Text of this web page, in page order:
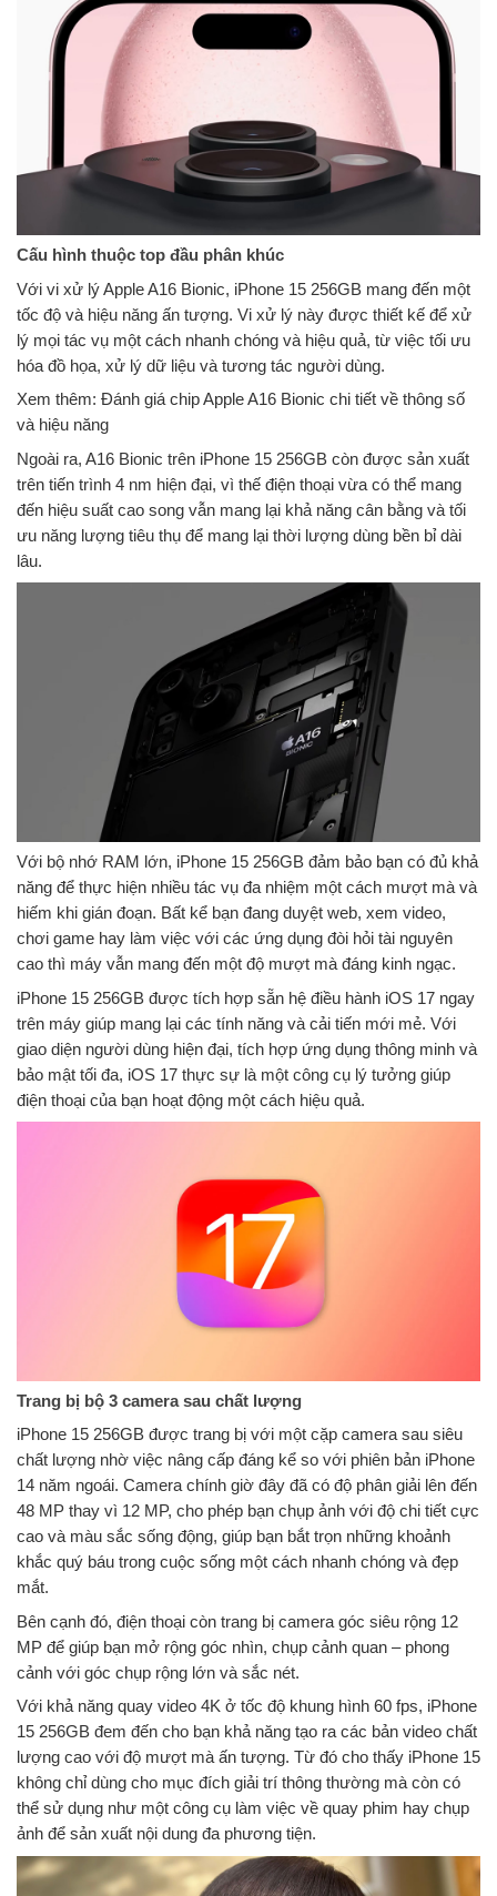
Cấu hình thuộc top đầu phân khúc
Với vi xử lý Apple A16 Bionic, iPhone 15 256GB mang đến một
tốc độ và hiệu năng ấn tượng. Vi xử lý này được thiết kế để xử
lý mọi tác vụ một cách nhanh chóng và hiệu quả, từ việc tối ưu
hóa đồ họa, xử lý dữ liệu và tương tác người dùng.
Xem thêm: Đánh giá chip Apple A16 Bionic chi tiết về thông số
và hiệu năng
Ngoài ra, A16 Bionic trên iPhone 15 256GB còn được sản xuất
trên tiến trình 4 nm hiện đại, vì thế điện thoại vừa có thể mang
đến hiệu suất cao song vẫn mang lại khả năng cân bằng và tối
ưu năng lượng tiêu thụ để mang lại thời lượng dùng bền bỉ dài
lâu.
Với bộ nhớ RAM lớn, iPhone 15 256GB đảm bảo bạn có đủ khả
năng để thực hiện nhiều tác vụ đa nhiệm một cách mượt mà và
hiếm khi gián đoạn. Bất kể bạn đang duyệt web, xem video,
chơi game hay làm việc với các ứng dụng đòi hỏi tài nguyên
cao thì máy vẫn mang đến một độ mượt mà đáng kinh ngạc.
iPhone 15 256GB được tích hợp sẵn hệ điều hành iOS 17 ngay
trên máy giúp mang lại các tính năng và cải tiến mới mẻ. Với
giao diện người dùng hiện đại, tích hợp ứng dụng thông minh và
bảo mật tối đa, iOS 17 thực sự là một công cụ lý tưởng giúp
điện thoại của bạn hoạt động một cách hiệu quả.
Trang bị bộ 3 camera sau chất lượng
iPhone 15 256GB được trang bị với một cặp camera sau siêu
chất lượng nhờ việc nâng cấp đáng kể so với phiên bản iPhone
14 năm ngoái. Camera chính giờ đây đã có độ phân giải lên đến
48 MP thay vì 12 MP, cho phép bạn chụp ảnh với độ chi tiết cực
cao và màu sắc sống động, giúp bạn bắt trọn những khoảnh
khắc quý báu trong cuộc sống một cách nhanh chóng và đẹp
mắt.
Bên cạnh đó, điện thoại còn trang bị camera góc siêu rộng 12
MP để giúp bạn mở rộng góc nhìn, chụp cảnh quan – phong
cảnh với góc chụp rộng lớn và sắc nét.
Với khả năng quay video 4K ở tốc độ khung hình 60 fps, iPhone
15 256GB đem đến cho bạn khả năng tạo ra các bản video chất
lượng cao với độ mượt mà ấn tượng. Từ đó cho thấy iPhone 15
không chỉ dùng cho mục đích giải trí thông thường mà còn có
thể sử dụng như một công cụ làm việc về quay phim hay chụp
ảnh để sản xuất nội dung đa phương tiện.